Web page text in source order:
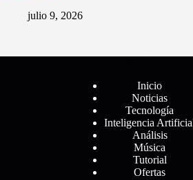
julio 9, 2026
Inicio
Noticias
Tecnología
Inteligencia
Análisis
Música
Tutorial
Ofertas